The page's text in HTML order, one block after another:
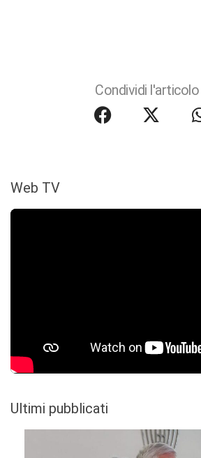
Condividi l'articolo
Web TV
Ultimi pubblicati